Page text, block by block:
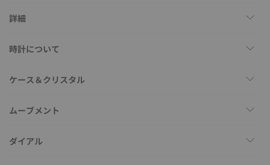
詳細
時計について
ケース＆クリスタル
ムーブメント
ダイアル